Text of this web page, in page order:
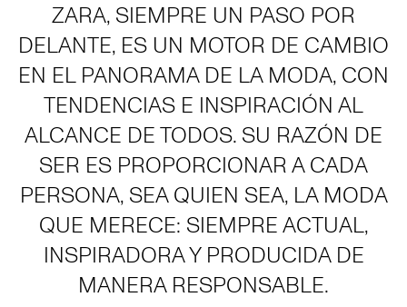
ZARA, SIEMPRE UN PASO POR
DELANTE, ES UN MOTOR DE CAMBIO
EN EL PANORAMA DE LA MODA, CON
TENDENCIAS E INSPIRACIÓN AL
ALCANCE DE TODOS. SU RAZÓN DE
SER ES PROPORCIONAR A CADA
PERSONA, SEA QUIEN SEA, LA MODA
QUE MERECE: SIEMPRE ACTUAL,
INSPIRADORA Y PRODUCIDA DE
MANERA RESPONSABLE.